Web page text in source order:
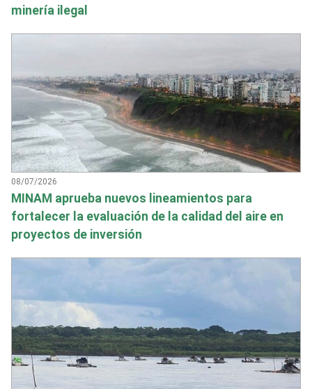
minería ilegal
08/07/2026
MINAM aprueba nuevos lineamientos para
fortalecer la evaluación de la calidad del aire en
proyectos de inversión